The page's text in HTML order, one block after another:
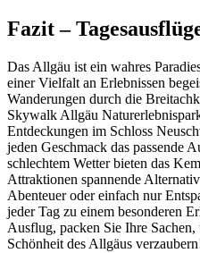
Fazit –
Das Allgäu ist ein wahres
einer Vielfalt an Erlebnissen
Wanderungen durch die
Skywalk Allgäu
Entdeckungen im Schloss
jeden Geschmack das passende
schlechtem Wetter bieten das
Attraktionen spannende
Abenteuer oder einfach nur
jeder Tag zu einem besonderen
Ausflug, packen Sie Ihre
Schönheit des Allgäus